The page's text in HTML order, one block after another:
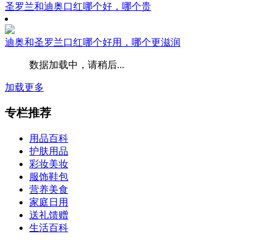
圣罗兰和迪奥口红哪个好，哪个贵
迪奥和圣罗兰口红哪个好用，哪个更滋润
数据加载中，请稍后...
加载更多
专栏推荐
用品百科
护肤用品
彩妆美妆
服饰鞋包
营养美食
家庭日用
送礼馈赠
生活百科